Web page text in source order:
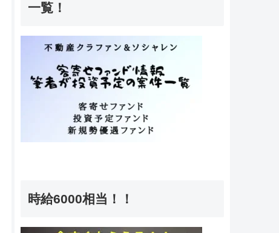
一覧！
時給6000相当！！